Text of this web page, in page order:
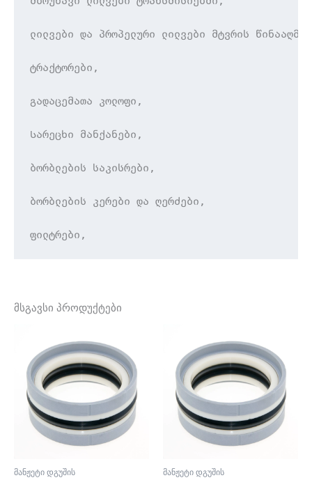
ლილვები და პროპელური ლილვები მტვრის
ტრაქტორები,
გადაცემათა კოლოფი,
Სარეცხი მანქანები,
ბორბლების საკისრები,
ბორბლების კერები და ღერძები,
ფილტრები,
მსგავსი პროდუქტები
მანჟეტი დგუშის მანჟეტი დგუშის